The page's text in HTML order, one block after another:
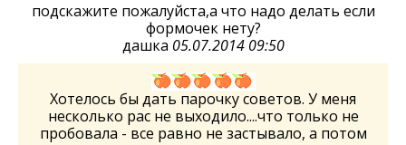
подскажите пожалуйста,а что надо делать если
формочек нету?
дашка 05.07.2014 09:50
Хотелось бы дать парочку советов. У меня
несколько рас не выходило....что только не
пробовала - все равно не застывало, а потом